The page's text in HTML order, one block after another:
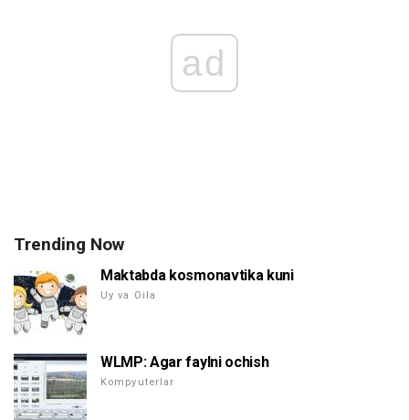
ad
Trending Now
Maktabda kosmonavtika kuni
Uy va Oila
WLMP: Agar faylni ochish
Kompyuterlar